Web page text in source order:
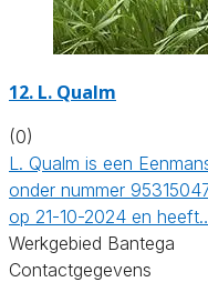
12. L. Qualm
(0)
L. Qualm is een
onder nummer
op 21-10-2024 en
Werkgebied Bantega
Contactgegevens